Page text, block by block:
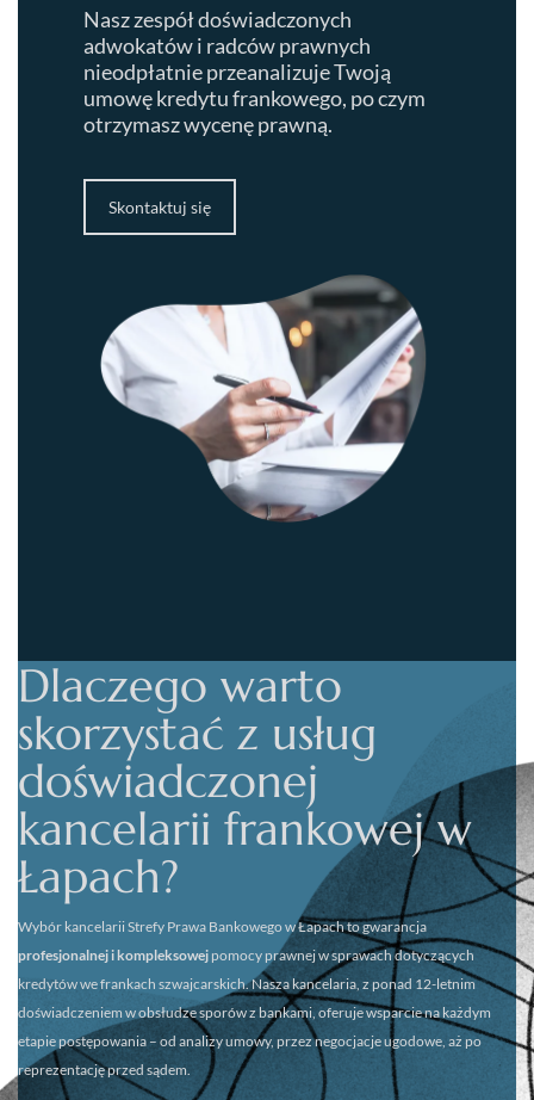
Nasz zespół doświadczonych
adwokatów i radców prawnych
nieodpłatnie przeanalizuje Twoją
umowę kredytu frankowego, po czym
otrzymasz wycenę prawną.
Skontaktuj się
Dlaczego warto
skorzystać z usług
doświadczonej
kancelarii frankowej w
Łapach?
Wybór kancelariiStrefy Prawa Bankowego w Łapachto gwarancja
profesjonalnej i kompleksowej pomocy prawnej w sprawach dotyczących
kredytów we frankach szwajcarskich. Nasza kancelaria, z ponad 12-letnim
doświadczeniem w obsłudze sporów z bankami, oferuje wsparcie na każdym
etapie postępowania – od analizy umowy, przez negocjacje ugodowe, aż po
reprezentację przed sądem.